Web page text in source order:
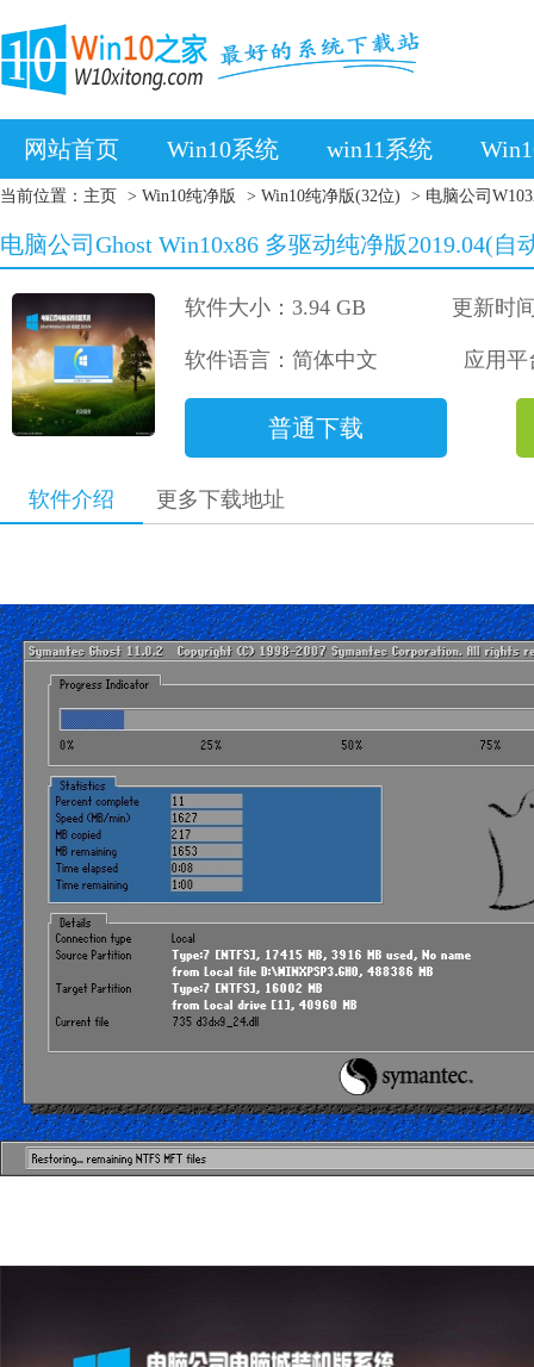
网站首页 Win10系统 win11系统
当前位置： 主页 > Win10纯净版 > Win10纯净版(32位) > 电脑公司
电脑公司Ghost Win10x86 多驱动纯净版2019.04(自
软件大小：3.94 GB 更新时
软件语言：简体中文 应用平
普通下载
软件介绍 更多下载地址